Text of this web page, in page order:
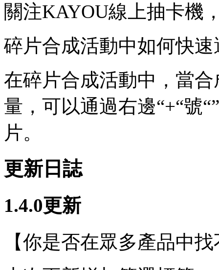
關注KAYOU線上抽卡機
碎片合成活動中如何快
在碎片合成活動中，當
量，可以通過右邊“+“號
片。
更新日誌
1.4.0更新
【你是否在眾多產品中